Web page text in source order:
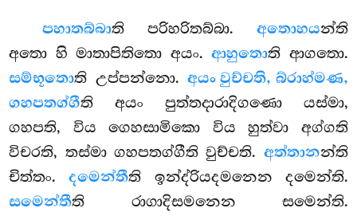
පහාතබ්බාති පරිහරිතබ්බා. අතොහයන්ති
අතො හි මාතාපිතිතො අයං.ආහුතොති ආගතො.
සම්භූතොති උප්පන්නො. අයං වුච්චති, බ්රාහ්මණ,
ගහපතග්ගීති අයං පුත්තදාරාදිගණො යස්මා,
ගහපති, විය ගෙහසාමිකො විය හුත්වා අග්ගති
විචරති, තස්මා ගහපතග්ගීති වුච්චති. අත්තානන්ති
චිත්තං.දමෙන්තීති ඉන්ද්රියදමනෙන දමෙන්ති.
සමෙන්තීති රාගාදිසමනෙන සමෙන්ති.